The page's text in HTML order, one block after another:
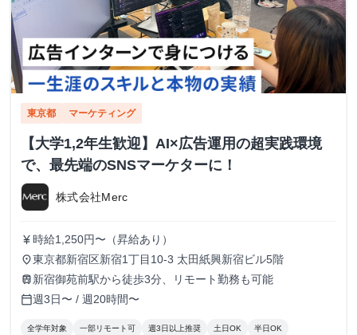
東京都 マーケティング
【大学1,2年生歓迎】AI×広告運用の超実践環境
で、最先端のSNSマーケターに！
株式会社Merc
currency_yen 時給1,250円〜（昇給あり）
place東京都新宿区新宿1丁目10-3 太田紙興新宿ビル5階
train 新宿御苑前駅から徒歩3分、リモート勤務も可能
calendar_today週3日〜 / 週20時間〜
全学年対象 一部リモート可 週3日以上推奨 土日OK 半日OK